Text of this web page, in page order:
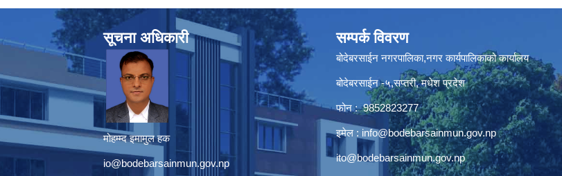
सूचना अधिकारी
मोहम्म्द इमामुल हक
io@bodebarsainmun.gov.np
सम्पर्क विवरण
बोदेबरसाईन नगरपालिका,नगर कार्यपालिकाको कार्यालय
बोदेबरसाईन -५,सप्तरी, मधेश प्रदेश
फोन : 9852823277
इमेल : info@bodebarsainmun.gov.np
ito@bodebarsainmun.gov.np